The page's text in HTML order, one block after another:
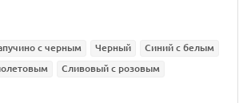
с черным Черный
Синий с белым
Сливовый с розовым